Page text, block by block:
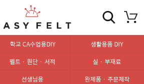
학교 CA수업용DIY
생활용품 DIY
펠트 · 원단 · 서적
실 · 부재료
선생님용 완제품 · 주문제작